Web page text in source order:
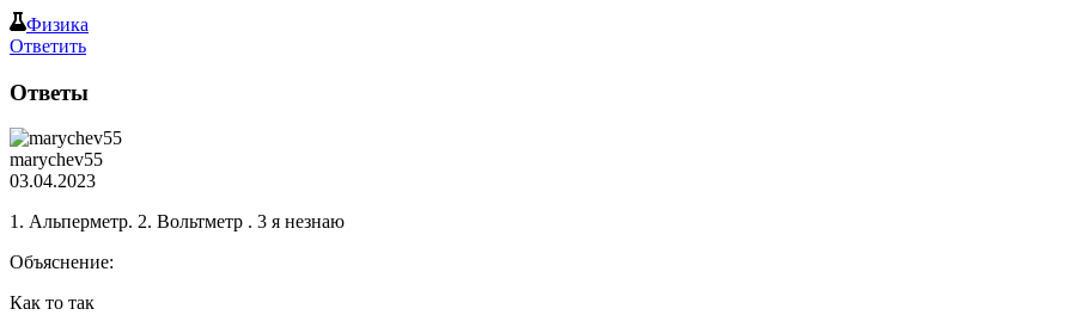
Физика
Ответить
Ответы
marychev55
03.04.2023
1. Альперметр. 2. Вольтметр . 3 я незнаю
Объяснение:
Как то так